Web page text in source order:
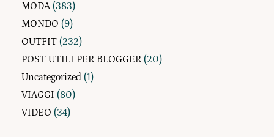
MODA(383)
MONDO (9)
OUTFIT (232)
POST UTILI PER BLOGGER (20)
Uncategorized (1)
VIAGGI (80)
VIDEO (34)